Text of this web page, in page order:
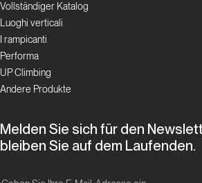
Andonno,
un luogo
dell’anima
Chianale:
arrampicata
Proposte
Vollständiger Katalog
Luoghi verticali
I rampicanti
Performa
UP Climbing
Andere Produkte
Melden Sie sich für den
bleiben Sie auf dem Laufenden.